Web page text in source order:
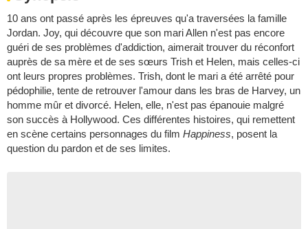
10 ans ont passé après les épreuves qu'a traversées la famille
Jordan. Joy, qui découvre que son mari Allen n'est pas encore
guéri de ses problèmes d'addiction, aimerait trouver du réconfort
auprès de sa mère et de ses sœurs Trish et Helen, mais celles-ci
ont leurs propres problèmes. Trish, dont le mari a été arrêté pour
pédophilie, tente de retrouver l'amour dans les bras de Harvey, un
homme mûr et divorcé. Helen, elle, n'est pas épanouie malgré
son succès à Hollywood. Ces différentes histoires, qui remettent
en scène certains personnages du film Happiness, posent la
question du pardon et de ses limites.